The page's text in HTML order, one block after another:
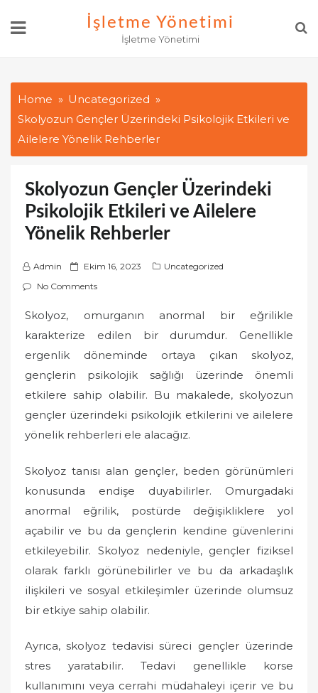
İşletme Yönetimi
İşletme Yönetimi
Home
Uncategorized
Skolyozun Gençler Üzerindeki Psikolojik Etkileri ve
Ailelere Yönelik Rehberler
Skolyozun Gençler Üzerindeki
Psikolojik Etkileri ve Ailelere
Yönelik Rehberler
Admin
P
o
e
Ekim 16, 2023
Uncategorized
No Comments
Skolyoz, omurganın anormal bir eğrilikle
karakterize edilen bir durumdur. Genellikle
ergenlik döneminde ortaya çıkan skolyoz,
gençlerin psikolojik sağlığı üzerinde önemli
etkilere sahip olabilir. Bu makalede, skolyozun
gençler üzerindeki psikolojik etkilerini ve ailelere
yönelik rehberleri ele alacağız.
Skolyoz tanısı alan gençler, beden görünümleri
konusunda endişe duyabilirler. Omurgadaki
anormal eğrilik, postürde değişikliklere yol
açabilir ve bu da gençlerin kendine güvenlerini
etkileyebilir. Skolyoz nedeniyle, gençler fiziksel
olarak farklı görünebilirler ve bu da arkadaşlık
ilişkileri ve sosyal etkileşimler üzerinde olumsuz
bir etkiye sahip olabilir.
Ayrıca, skolyoz tedavisi süreci gençler üzerinde
stres yaratabilir. Tedavi genellikle korse
kullanımını veya cerrahi müdahaleyi içerir ve bu